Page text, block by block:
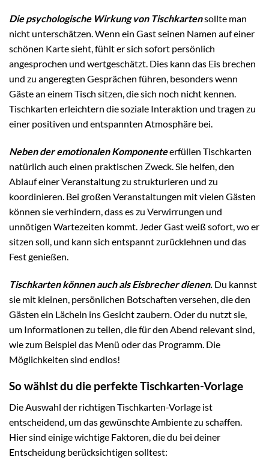
Die psychologische Wirkung von Tischkartensollte man
nicht unterschätzen. Wenn ein Gast seinen Namen auf einer
schönen Karte sieht, fühlt er sich sofort persönlich
angesprochen und wertgeschätzt. Dies kann das Eis brechen
und zu angeregten Gesprächen führen, besonders wenn
Gäste an einem Tisch sitzen, die sich noch nicht kennen.
Tischkarten erleichtern die soziale Interaktion und tragen zu
einer positiven und entspannten Atmosphäre bei.
Neben der emotionalen Komponenteerfüllen Tischkarten
natürlich auch einen praktischen Zweck. Sie helfen, den
Ablauf einer Veranstaltung zu strukturieren und zu
koordinieren. Bei großen Veranstaltungen mit vielen Gästen
können sie verhindern, dass es zu Verwirrungen und
unnötigen Wartezeiten kommt. Jeder Gast weiß sofort, wo er
sitzen soll, und kann sich entspannt zurücklehnen und das
Fest genießen.
Tischkarten können auch als Eisbrecher dienen. Du kannst
sie mit kleinen, persönlichen Botschaften versehen, die den
Gästen ein Lächeln ins Gesicht zaubern. Oder du nutzt sie,
um Informationen zu teilen, die für den Abend relevant sind,
wie zum Beispiel das Menü oder das Programm. Die
Möglichkeiten sind endlos!
So wählst du die perfekte Tischkarten-Vorlage
Die Auswahl der richtigen Tischkarten-Vorlage ist
entscheidend, um das gewünschte Ambiente zu schaffen.
Hier sind einige wichtige Faktoren, die du bei deiner
Entscheidung berücksichtigen solltest: